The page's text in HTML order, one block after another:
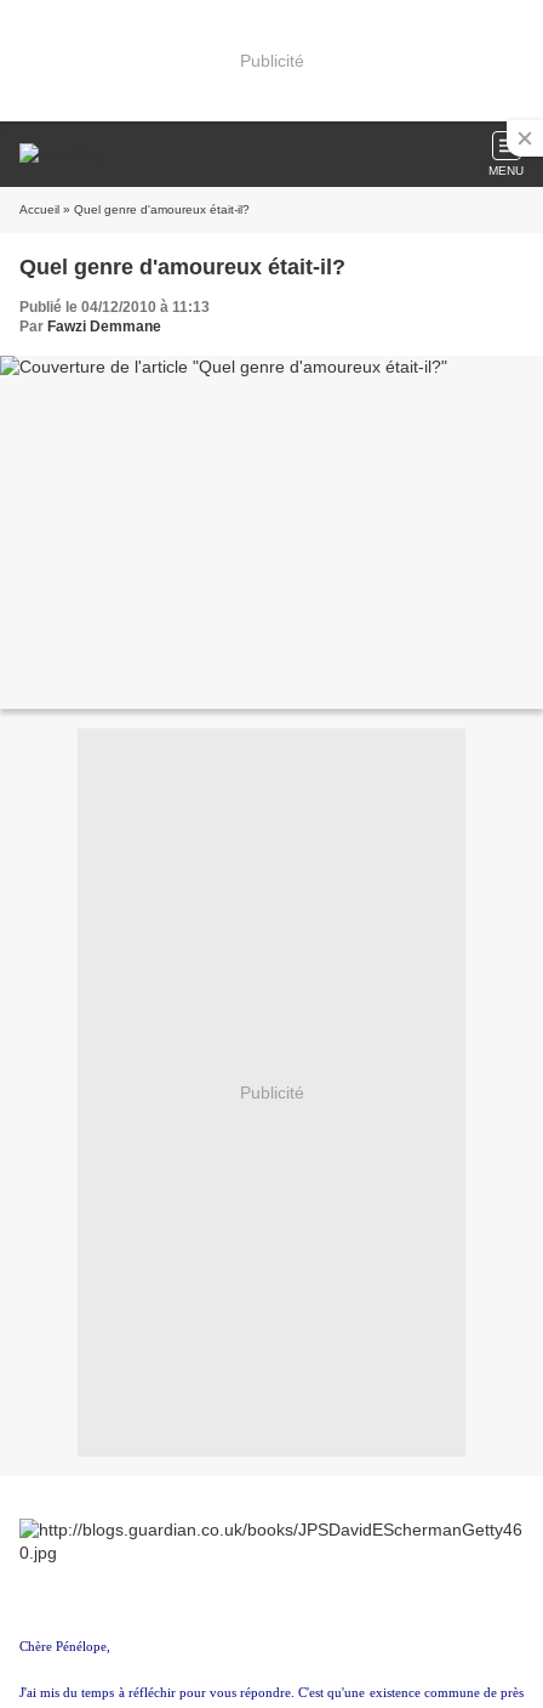
Publicité
MENU
Accueil » Quel genre d'amoureux était-il?
Quel genre d'amoureux était-il?
Publié le 04/12/2010 à 11:13
Par Fawzi Demmane
Publicité
Chère Pénélope,
J'ai mis du temps à réfléchir pour vous répondre. C'est qu'une existence commune de près